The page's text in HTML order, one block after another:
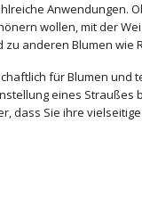
Anwendungen.
wollen, mit der
anderen Blumen wie
für Blumen und
eines Straußes
dass Sie ihre